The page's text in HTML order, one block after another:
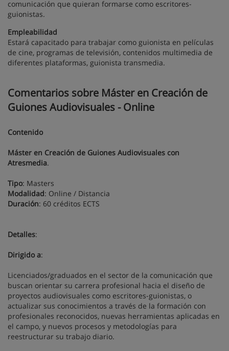
comunicación que quieran formarse como escritores-
guionistas.
Empleabilidad
Estará capacitado para trabajar como guionista en películas
de cine, programas de televisión, contenidos multimedia de
diferentes plataformas, guionista transmedia.
Comentarios sobre Máster en Creación de
Guiones Audiovisuales - Online
Contenido
Máster en Creación de Guiones Audiovisuales con
Atresmedia.
Tipo: Masters
Modalidad: Online / Distancia
Duración: 60 créditos ECTS
Detalles:
Dirigido a:
Licenciados/graduados en el sector de la comunicación que
buscan orientar su carrera profesional hacia el diseño de
proyectos audiovisuales como escritores-guionistas, o
actualizar sus conocimientos a través de la formación con
profesionales reconocidos, nuevas herramientas aplicadas en
el campo, y nuevos procesos y metodologías para
reestructurar su trabajo diario.